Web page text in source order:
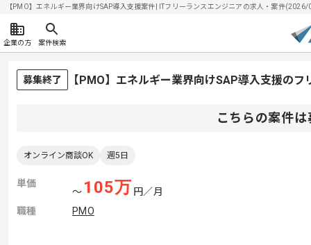
【PMO】エネルギー業界向けSAP導入支援案件| ITフリーランスエンジニアの求人・案件
企業の方 案件検索
募集終了 【PMO】エネルギー業界向けSAP導入支援の
こちらの案件
オンライン商談OK 週5日
単価
〜 105万 円／月
職種
PMO